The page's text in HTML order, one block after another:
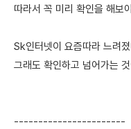
따라서 꼭 미리 확인을 해보
Sk인터넷이 요즘따라 느려
그래도 확인하고 넘어가는
-----------------------